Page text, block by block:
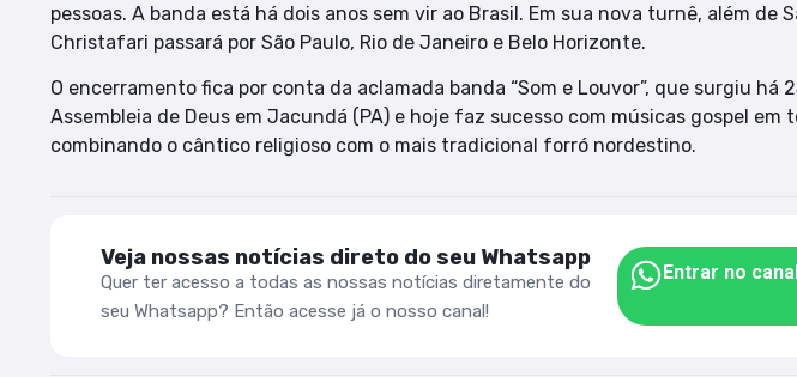
pessoas. A banda está há dois anos sem vir ao Brasil. Em sua nova turnê, além de
Christafari passará por São Paulo, Rio de Janeiro e Belo Horizonte.
O encerramento fica por conta da aclamada banda “Som e Louvor”, que surgiu há
Assembleia de Deus em Jacundá (PA) e hoje faz sucesso com músicas gospel em
combinando o cântico religioso com o mais tradicional forró nordestino.
Veja nossas notícias direto do seu Whatsapp
Quer ter acesso a todas as nossas notícias diretamente do
seu Whatsapp? Então acesse já o nosso canal!
Entrar no